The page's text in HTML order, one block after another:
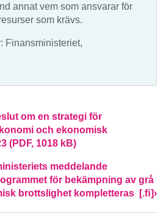
annat vem som ansvarar för
som krävs.
Finansministeriet,
om en strategi för
och ekonomisk
(PDF, 1018 kB)
meddelande
för bekämpning av grå
brottslighet kompletteras [.ﬁ]›